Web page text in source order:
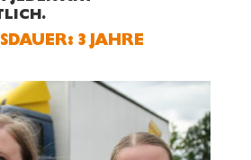
3 JAHRE